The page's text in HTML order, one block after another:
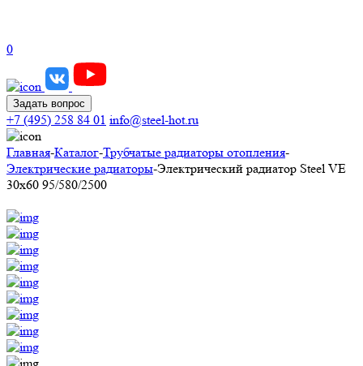
0
Задать вопрос
+7 (495) 258 84 01 info@steel-hot.ru
Главная-Каталог-Трубчатые радиаторы отопления-
Электрические радиаторы-Электрический радиатор Steel VE
30х60 95/580/2500